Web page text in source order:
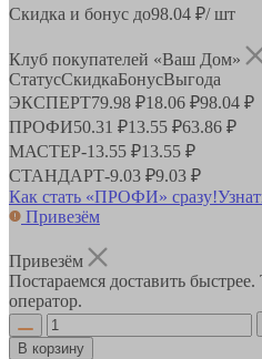
Скидка и бонус до98.04 ₽/ шт
Клуб покупателей «Ваш Дом»
СтатусСкидкаБонусВыгода
ЭКСПЕРТ79.98 ₽18.06 ₽98.04 ₽
ПРОФИ50.31 ₽13.55 ₽63.86 ₽
МАСТЕР-13.55 ₽13.55 ₽
СТАНДАРТ-9.03 ₽9.03 ₽
Как стать «ПРОФИ» сразу!
Привезём
Привезём
Постараемся доставить
оператор.
В корзину